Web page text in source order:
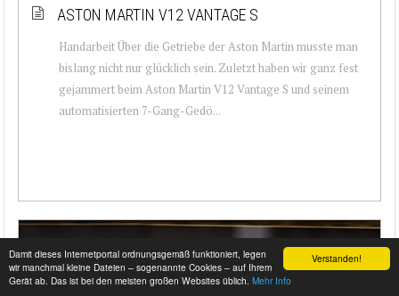
Verstanden!
Damit dieses Internetportal ordnungsgemäß funktioniert, legen
wir manchmal kleine Dateien – sogenannte Cookies – auf Ihrem
Gerät ab. Das ist bei den meisten großen Websites üblich. Mehr Info
ASTON MARTIN V12 VANTAGE S
Handarbeit Über die Getriebe der Aston Martin musste man
bislang nicht nur glücklich sein. Zuletzt haben wir ganz fest
gejammert beim Aston Martin V12 Vantage S und seinem
automatisierten 7-Gang-Gedö...